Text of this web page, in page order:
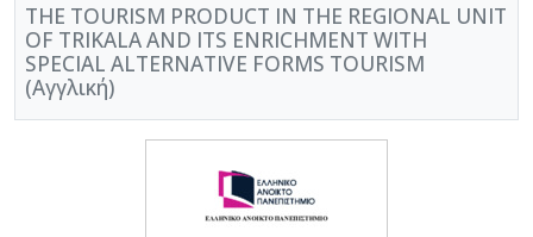
THE TOURISM PRODUCT IN THE REGIONAL UNIT
OF TRIKALA AND ITS ENRICHMENT WITH
SPECIAL ALTERNATIVE FORMS TOURISM
(Αγγλική)